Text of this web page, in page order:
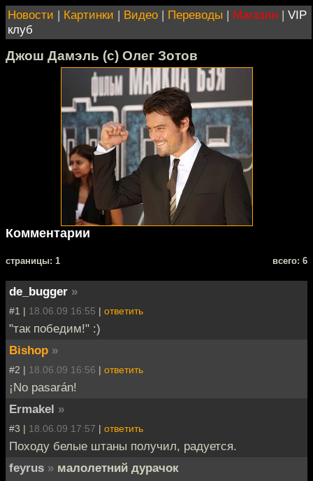
Новости | Картинки | Видео | Переводы | Магазин | VIP
клуб
Джош Дамэль (с) Олег Зотов
Комментарии
cтраницы: 1 всего: 6
de_bugger »
#1 | 18.06.09 16:55 | ответить
"так победим!" :)
Bishop »
#2 | 18.06.09 16:56 | ответить
¡No pasarán!
Ermakel »
#3 | 18.06.09 17:57 | ответить
Походу белые штаны получил, радуется.
feyrus » малолетний дурачок